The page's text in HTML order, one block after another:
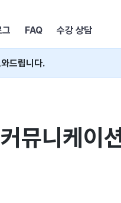
그 FAQ 수강 상담
드립니다.
뮤니케이